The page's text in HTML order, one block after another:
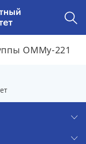
ОММу-221